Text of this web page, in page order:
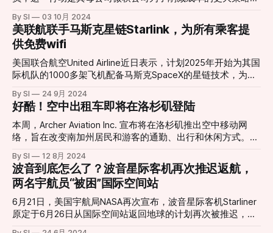
如下： * 尔湾：裁员140人 * 圣塔莫尼卡：裁员110人 * Playa
Vista：裁员143人（将于11月开始） 此次裁员是微软全球重组
努力的一部分，旨在减少其游戏部门3%的员工，预计影响大
约650名员工。 背景与原因 动视暴雪因《使命召唤》和《魔
兽世界》等热门游戏系列而广为人知，去年微软以690亿美元
的价格收购了该公司，创下了游戏行业史上最大交易纪录。然
而，这项收购在完成前受到了反垄断监管机构的广泛审查。
关于裁员的原因，微软游戏首席执行官菲尔·斯宾塞在发给员
工的邮件中表示，裁员是为了“重新调整收购后的团队结构，
更好地管理业务”。此次受影响的主要是企业和支持职能部
门，涉及领域包括： * 招聘 * IT * 人力资源 更广泛的影响 本
次裁员并非孤立事件。自从微软收购动视暴雪以来，该公司已
经裁掉超过1000个职位。近年来，整个游戏行业面临挑战，
By SI 03 10月 2024
美联航联手马斯克星链Starlink，为所有乘客提
供免费wifi
美国联合航空United Airline近日表示，计划2025年开始为其国
际机队的1000多架飞机配备马斯克SpaceX的星链技术，为所
为止最大的一笔机上互联网交易。 美联航拥有比其他航空公
司都多的横跨大西洋和太平洋的航线，之前的WIFI合作伙伴为
Viasat、松下、Thales和Intelsat，如果接下来的星链WIFI测试
成功，这些旧的合作伙伴都将终止服务。 以前的WIFI不仅要收
言肯定是不错的体验。SpaceX表示，未来十年，星链将会与
更多的航空公司合作。你期待吗？ United Airlines bumps
GEO operators off fleet for Starlink Wi-FiUnited Airlines is
replacing multiple geostationary operators with Starlink in
SpaceX’s largest aviation Wi-Fi deal, shaking up the l
By SI 24 9月 2024
好酷！空中出租车即将在洛杉矶登陆
本周，Archer Aviation Inc. 宣布将在洛杉矶推出空中移动网
络，旨在改变南加州居民和游客的通勤、出行和休闲方式。乘
电动飞机，10-20分钟内即可到达目的地，大大节省了交通时
间。 该网络计划覆盖洛杉矶国际机场（LAX）、橙县、圣塔莫
尼卡、好莱坞伯班克机场、长滩和范奈斯等关键地点，预计最
早于2026年投入使用。Archer还与洛杉矶公羊队合作，计划在
伍德兰山和好莱坞公园设立站点，推动这一网络的发展。 南
By SI 12 8月 2024
波音到底怎么了？波音星际客机再次推迟返航，
两名宇航员“被困”国际空间站
6月21日，美国宇航局NASA再次宣布，波音星际客机Starliner
原定于6月26日从国际空间站返回地球的计划再次被推迟，延